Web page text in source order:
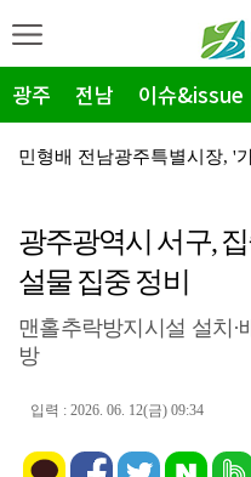
광주 전남 이슈&issue
영암군, '혁신공감 특강' 개
광주광역시 서구,
설물 집중 정비
맨홀추락방지시설 설치·
방
입력 : 2026. 06. 12(금) 09:34